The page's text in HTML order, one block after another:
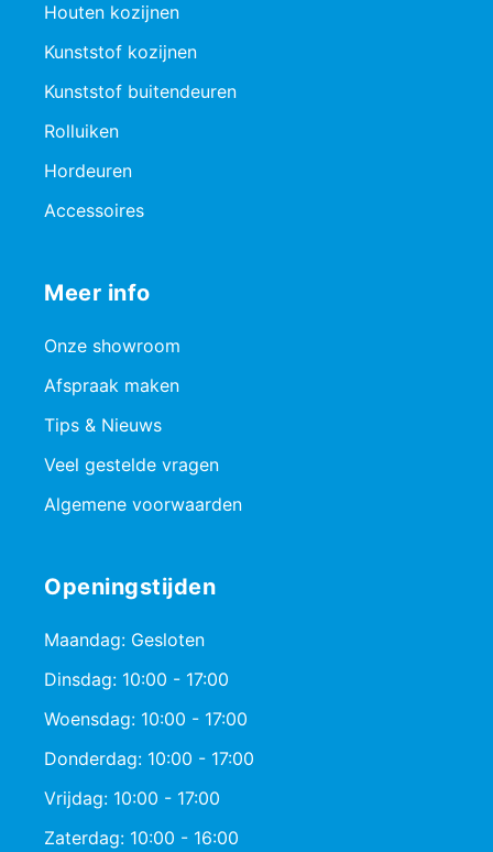
Houten kozijnen
Kunststof kozijnen
Kunststof buitendeuren
Rolluiken
Hordeuren
Accessoires
Meer info
Onze showroom
Afspraak maken
Tips & Nieuws
Veel gestelde vragen
Algemene voorwaarden
Openingstijden
Maandag: Gesloten
Dinsdag: 10:00 - 17:00
Woensdag: 10:00 - 17:00
Donderdag: 10:00 - 17:00
Vrijdag: 10:00 - 17:00
Zaterdag: 10:00 - 16:00